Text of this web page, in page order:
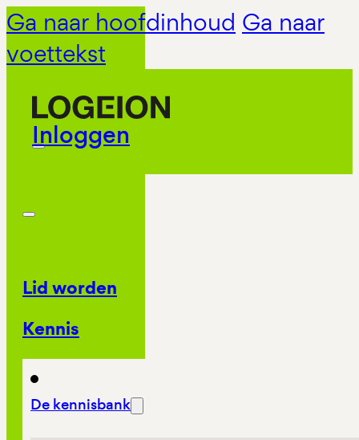
Ga naar hoofdinhoud Ga naar
voettekst
Inloggen
Lid worden
Kennis
De kennisbank